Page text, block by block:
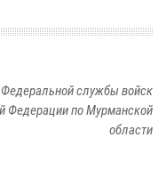
службы войск
Федерации по Мурманской
области